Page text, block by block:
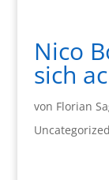
Nico
sich
von Florian
Uncategorized